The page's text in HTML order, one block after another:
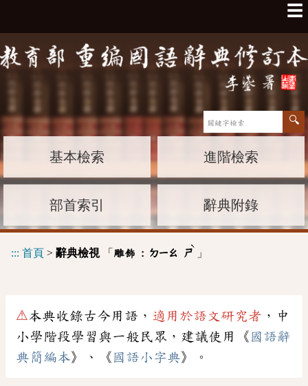
☰
基本檢索 進階檢索
部首索引 辭典附錄
::: 首頁 > 辭典檢視「 雕飾 : ㄉㄧㄠ ㄕ
ˋ
」
⚠本典收錄古今用語， 適用於語文研究者 ，中
小學階段學習與一般民眾，建議使用《 國語辭
典簡編本》、《 國語小字典》。